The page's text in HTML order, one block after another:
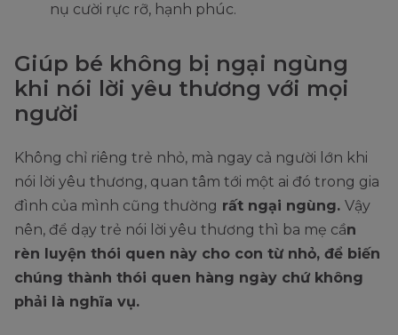
nụ cười rực rỡ, hạnh phúc.
Giúp bé không bị ngại ngùng
khi nói lời yêu thương với mọi
người
Không chỉ riêng trẻ nhỏ, mà ngay cả người lớn khi
nói lời yêu thương, quan tâm tới một ai đó trong gia
đình của mình cũng thường rất ngại ngùng. Vậy
nên, để dạy trẻ nói lời yêu thương thì ba mẹ cần
rèn luyện thói quen này cho con từ nhỏ, để biến
chúng thành thói quen hàng ngày chứ không
phải là nghĩa vụ.